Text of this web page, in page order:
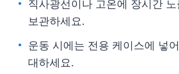
직사광선이나 고온에 장시간
보관하세요.
운동 시에는 전용 케이스에 넣
대하세요.